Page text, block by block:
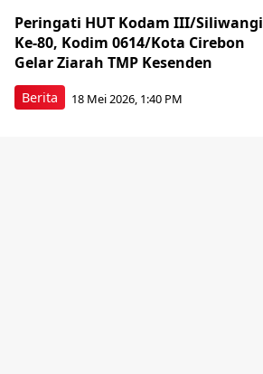
Berita
Peringati HUT Kodam III/Siliwangi
Ke-80, Kodim 0614/Kota Cirebon
Gelar Ziarah TMP Kesenden
18 Mei 2026, 1:40 PM